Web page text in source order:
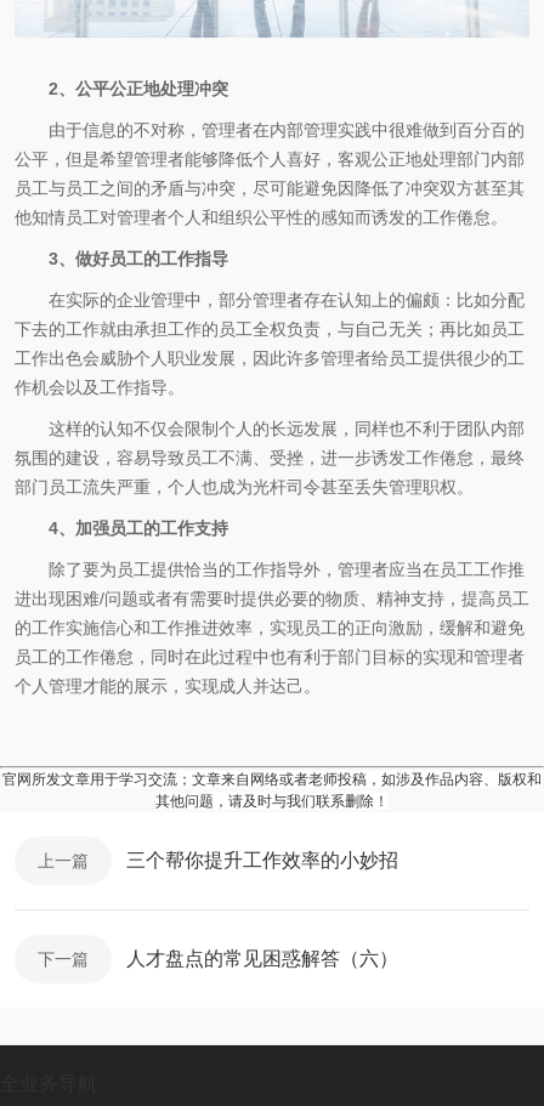
2、公平公正地处理冲突
由于信息的不对称，管理者在内部管理实践中很难做到百分百的
公平，但是希望管理者能够降低个人喜好，客观公正地处理部门内部
员工与员工之间的矛盾与冲突，尽可能避免因降低了冲突双方甚至其
他知情员工对管理者个人和组织公平性的感知而诱发的工作倦怠。
3、做好员工的工作指导
在实际的企业管理中，部分管理者存在认知上的偏颇：比如分配
下去的工作就由承担工作的员工全权负责，与自己无关；再比如员工
工作出色会威胁个人职业发展，因此许多管理者给员工提供很少的工
作机会以及工作指导。
这样的认知不仅会限制个人的长远发展，同样也不利于团队内部
氛围的建设，容易导致员工不满、受挫，进一步诱发工作倦怠，最终
部门员工流失严重，个人也成为光杆司令甚至丢失管理职权。
4、加强员工的工作支持
除了要为员工提供恰当的工作指导外，管理者应当在员工工作推
进出现困难/问题或者有需要时提供必要的物质、精神支持，提高员工
的工作实施信心和工作推进效率，实现员工的正向激励，缓解和避免
员工的工作倦怠，同时在此过程中也有利于部门目标的实现和管理者
个人管理才能的展示，实现成人并达己。
官网所发文章用于学习交流；文章来自网络或者老师投稿，如涉及作品内容、版权和
其他问题，请及时与我们联系删除！
上一篇 三个帮你提升工作效率的小妙招
下一篇 人才盘点的常见困惑解答（六）